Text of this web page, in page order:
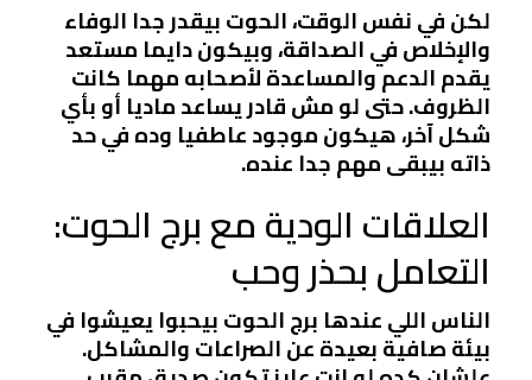
لكن في نفس الوقت، الحوت بيقدر جدا الوفاء
والإخلاص في الصداقة، وبيكون دايما مستعد
يقدم الدعم والمساعدة لأصحابه مهما كانت
الظروف. حتى لو مش قادر يساعد ماديا أو بأي
شكل آخر، هيكون موجود عاطفيا وده في حد
ذاته بيبقى مهم جدا عنده.
العلاقات الودية مع برج الحوت:
التعامل بحذر وحب
الناس اللي عندها برج الحوت بيحبوا يعيشوا في
بيئة صافية بعيدة عن الصراعات والمشاكل.